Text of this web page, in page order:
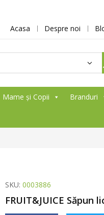
Acasa
Despre noi
Mame și Copii Branduri
SKU: 0003886
FRUIT&JUICE Săpun